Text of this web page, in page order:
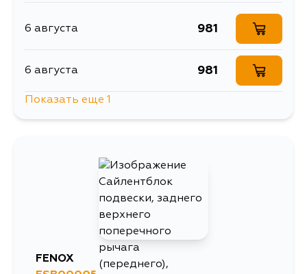
6 августа 981
6 августа 981
Показать еще 1
FENOX